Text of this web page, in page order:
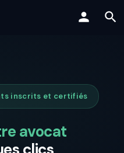
inscrits et certifiés
avocat